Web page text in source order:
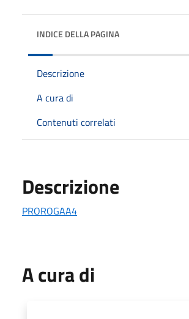
INDICE DELLA PAGINA
Descrizione
A cura di
Contenuti correlati
Descrizione
PROROGAA4
A cura di